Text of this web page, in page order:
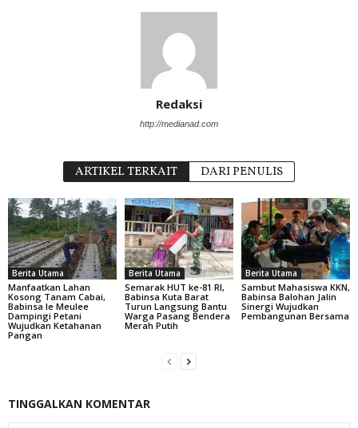
Redaksi
http://medianad.com
ARTIKEL TERKAIT DARI PENULIS
Berita Utama
Manfaatkan Lahan
Kosong Tanam Cabai,
Babinsa Ie Meulee
Dampingi Petani
Wujudkan Ketahanan
Pangan
Berita Utama
Semarak HUT ke-81 RI,
Babinsa Kuta Barat
Turun Langsung Bantu
Warga Pasang Bendera
Merah Putih
Berita Utama
Sambut Mahasiswa KKN,
Babinsa Balohan Jalin
Sinergi Wujudkan
Pembangunan Bersama
TINGGALKAN KOMENTAR